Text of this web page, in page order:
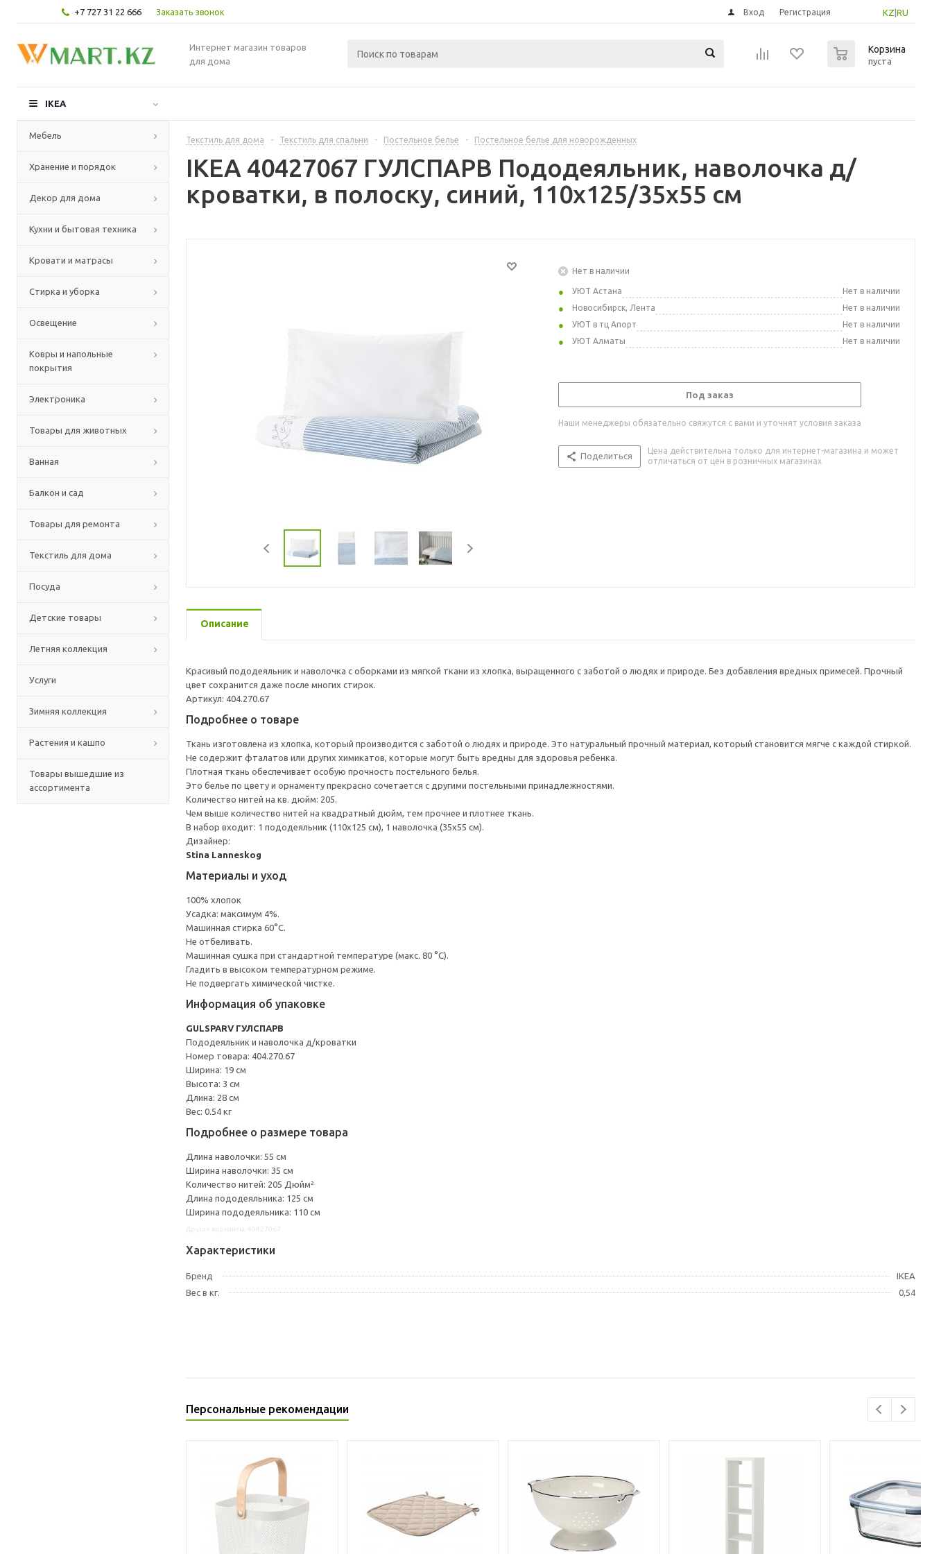
+7 727 31 22 666 Заказать звонок KZ RU
Вход Регистрация
Интернет магазин товаров
для дома
Корзина
пуста
IKEA
Мебель
Хранение и порядок
Декор для дома
Кухни и бытовая техника
Кровати и матрасы
Стирка и уборка
Освещение
Ковры и напольные
покрытия
Электроника
Товары для животных
Ванная
Балкон и сад
Товары для ремонта
Текстиль для дома
Посуда
Детские товары
Летняя коллекция
Услуги
Зимняя коллекция
Растения и кашпо
Товары вышедшие из
ассортимента
Текстиль для дома - Текстиль для спальни - Постельное белье - Постельное белье для новорожденных
IKEA 40427067 ГУЛСПАРВ Пододеяльник, наволочка д/
кроватки, в полоску, синий, 110x125/35x55 см
Нет в наличии
УЮТ Астана
Нет в наличии
Новосибирск, Лента
Нет в наличии
УЮТ в тц Апорт
Нет в наличии
УЮТ Алматы
Нет в наличии
Под заказ
Наши менеджеры обязательно свяжутся с вами и уточнят условия заказа
Поделиться
Цена действительна только для интернет-магазина и может
отличаться от цен в розничных магазинах
Описание
Красивый пододеяльник и наволочка с оборками из мягкой ткани из хлопка, выращенного с заботой о людях и природе. Без добавления вредных примесей. Прочный
цвет сохранится даже после многих стирок.
Артикул: 404.270.67
Подробнее о товаре
Ткань изготовлена из хлопка, который производится с заботой о людях и природе. Это натуральный прочный материал, который становится мягче с каждой стиркой.
Не содержит фталатов или других химикатов, которые могут быть вредны для здоровья ребенка.
Плотная ткань обеспечивает особую прочность постельного белья.
Это белье по цвету и орнаменту прекрасно сочетается с другими постельными принадлежностями.
Количество нитей на кв. дюйм: 205.
Чем выше количество нитей на квадратный дюйм, тем прочнее и плотнее ткань.
В набор входит: 1 пододеяльник (110x125 см), 1 наволочка (35x55 см).
Дизайнер:
Stina Lanneskog
Материалы и уход
100% хлопок
Усадка: максимум 4%.
Машинная стирка 60°С.
Не отбеливать.
Машинная сушка при стандартной температуре (макс. 80 °C).
Гладить в высоком температурном режиме.
Не подвергать химической чистке.
Информация об упаковке
GULSPARV ГУЛСПАРВ
Пододеяльник и наволочка д/кроватки
Номер товара: 404.270.67
Ширина: 19 см
Высота: 3 см
Длина: 28 см
Вес: 0.54 кг
Подробнее о размере товара
Длина наволочки: 55 см
Ширина наволочки: 35 см
Количество нитей: 205 Дюйм²
Длина пододеяльника: 125 см
Ширина пододеяльника: 110 см
Характеристики
Бренд
IKEA
Вес в кг.
0,54
Персональные рекомендации